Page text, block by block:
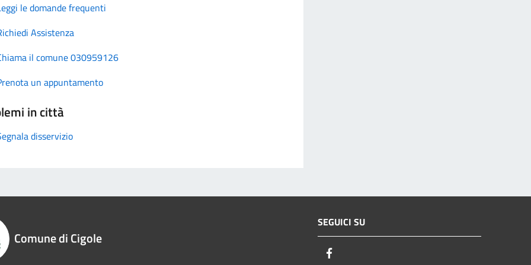
le domande frequenti
Assistenza
il comune 030959126
un appuntamento
in città
disservizio
Comune di Cigole
SEGUICI SU